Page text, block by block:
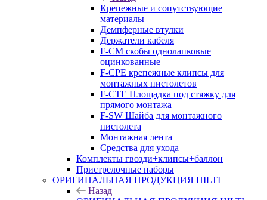
Крепежные и сопутствующие
материалы
Демпферные втулки
Держатели кабеля
F-CM скобы однолапковые
оцинкованные
F-CPE крепежные клипсы для
монтажных пистолетов
F-CTE Площадка под стяжку для
прямого монтажа
F-SW Шайба для монтажного
пистолета
Монтажная лента
Средства для ухода
Комплекты гвозди+клипсы+баллон
Пристрелочные наборы
ОРИГИНАЛЬНАЯ ПРОДУКЦИЯ HILTI
Назад